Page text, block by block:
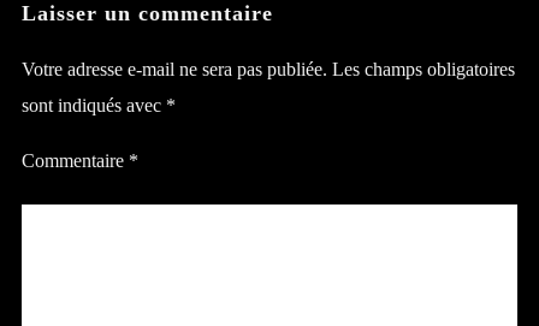
Laisser un commentaire
Votre adresse e-mail ne sera pas publiée. Les champs obligatoires
sont indiqués avec *
Commentaire *